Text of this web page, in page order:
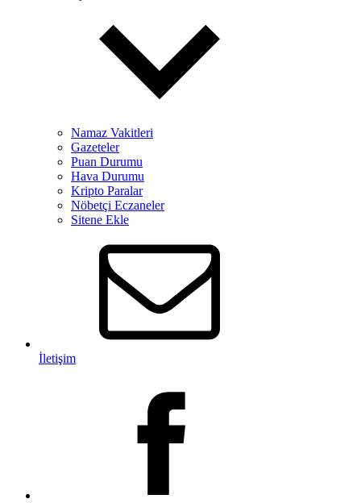
Namaz Vakitleri
Gazeteler
Puan Durumu
Hava Durumu
Kripto Paralar
Nöbetçi Eczaneler
Sitene Ekle
İletişim